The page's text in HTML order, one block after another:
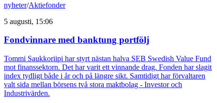
nyheter/Aktiefonder
5 augusti, 15:06
Fondvinnare med banktung portfölj
Tommi Saukkoriipi har styrt nästan halva SEB Swedish Value Fund
mot finanssektorn. Det har varit ett vinnande drag. Fonden har slagit
index tydligt både i år och på längre sikt. Samtidigt har förvaltaren
valt sida mellan börsens två stora maktbolag - Investor och
Industrivärden.